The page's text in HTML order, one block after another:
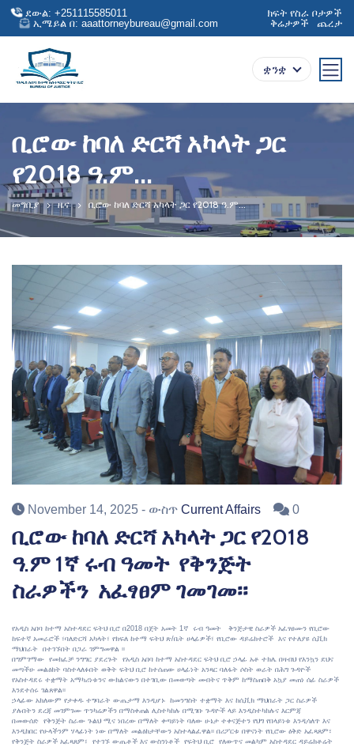
ደውል: +251115585011
ኢሜይል በ: aaattorneybureau@gmail.com
ክፍት የስራ ቦታዎች
ቅሬታዎች
ጨረታ
ቋንቋ
ቢሮው ከባለ ድርሻ አካላት ጋር
የ2018 ዓ.ም...
መግቢያ ዜና ቢሮው ከባለ ድርሻ አካላት ጋር የ2018 ዓ.ም...
November 14, 2025 - ውስጥ Current Affairs 0
ቢሮው ከባለ ድርሻ አካላት ጋር የ2018
ዓ.ም 1ኛ ሩብ ዓመት የቅንጅት
ስራዎችን አፈፃፀም ገመገመ፡፡
የአዲስ አበባ ከተማ አስተዳደር ፍትህ ቢሮ በ2018 በጀት አመት 1ኛ ሩብ ዓመት ቅንጅታዊ ስራዎች አፈፃፀሙን የቢሮው
ከፍተኛ አመራሮች ፣ባለድርሻ አካላት፣ የክፍለ ከተማ ፍትህ ጽ/ቤት ሀላፊዎች፣ የቢሮው ዳይሬክተሮች እና የተለያዩ ሲቪክ
ማህበራት በተገኙበት በጋራ ገምግመዋል ፡፡
በግምገማው የመክፈቻ ንግግር ያደረጉት የአዲስ አበባ ከተማ አስተዳደር ፍትህ ቢሮ ኃላፊ አቶ ተክሌ በዛብህ የእንኳን ደህና
መጣችሁ መልዕክት ባስተላለፉበት ወቅት ፍትህ ቢሮ ከተሰጠው ሀላፊነት አንጻር ባለፋት ሶስት ወራት በሕግ ጉዳዮች
የአስተዳደሩ ተቋማት አማካሪነቱንና ውክልናውን በተገቢው በመወጣት መብትና ጥቅም ከማስጠበቅ አኳያ መጠነ ሰፊ ስራዎች
እንደተሰሩ ገልጸዋል፡፡
ኃላፊው አክለውም የታቀዱ ተግባራት ውጤታማ እንዲሆኑ ከመንግስት ተቋማት እና ከሲቪክ ማህበራት ጋር ስራዎች
ያሉበትን ደረጃ መገምገሙ ጥንካሬዎችን በማስቀጠል ሊስተካከሉ በሚገቡ ጉዳዮች ላይ እንዲስተካከሉና እርምጃ
በመውሰድ የቅንጅት ስራው ጉልህ ሚና ነበረው በማለት ቀጣይነት ባለው ሁኔታ ተቀናጅተን የህግ የበላይነቱ እንዲሳለጥ እና
እንዲከበር የሁላችንም ሃላፊነት ነው በማለት መልዕክታቸውን አስተላልፈዋል፡፡ በሪፖርቱ በዋናነት የቢሮው ዕቅድ አፈጻጸም፣
የቅንጅት ስራዎች አፈጻጸም፣ የተገኙ ውጤቶች እና ውስንነቶች የፍትህ ቢሮ የለውጥና መልካም አስተዳደር ዳይሬክቶሬት